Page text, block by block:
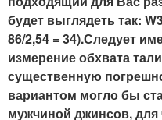
будет выглядеть так:
86/2,54 = 34).Следует
измерение обхвата
существенную
вариантом могло бы
мужчиной джинсов, для